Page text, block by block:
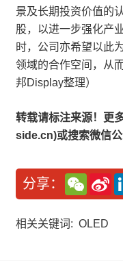
景及长期投资价值的
股，以进一步强化产
时，公司亦希望以此
领域的合作空间，从
邦Display整理）
转载请标注来源！更
side.cn)或搜索微信
分享：
W
e
C
a
S
n
相关关键词: OLED